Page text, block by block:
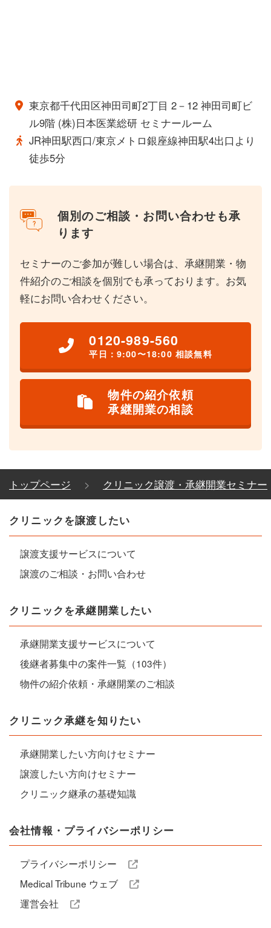
東京都千代田区神田司町2丁目 2－12 神田司町ビ
ル9階 (株)日本医業総研 セミナールーム
JR神田駅西口/東京メトロ銀座線神田駅4出口より
徒歩5分
個別のご相談・お問い合わせも承
ります
セミナーのご参加が難しい場合は、承継開業・物
件紹介のご相談を個別でも承っております。お気
軽にお問い合わせください。
0120-989-560
平日：9:00〜18:00 相談無料
物件の紹介依頼
承継開業の相談
トップページ クリニック譲渡・承継開業セミナー
クリニックを譲渡したい
譲渡支援サービスについて
譲渡のご相談・お問い合わせ
クリニックを承継開業したい
承継開業支援サービスについて
後継者募集中の案件一覧（103件）
物件の紹介依頼・承継開業のご相談
クリニック承継を知りたい
承継開業したい方向けセミナー
譲渡したい方向けセミナー
クリニック継承の基礎知識
会社情報・プライバシーポリシー
プライバシーポリシー
Medical Tribune ウェブ
運営会社